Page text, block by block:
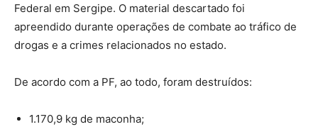
Federal em Sergipe. O material descartado foi
apreendido durante operações de combate ao tráfico de
drogas e a crimes relacionados no estado.
De acordo com a PF, ao todo, foram destruídos:
1.170,9 kg de maconha;